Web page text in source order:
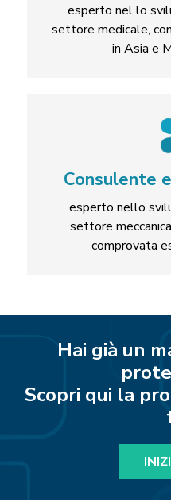
esperto nel lo
settore medicale,
in Asia e
Consulente
esperto nello
settore
comprovata
Hai già un
Scopri qui la